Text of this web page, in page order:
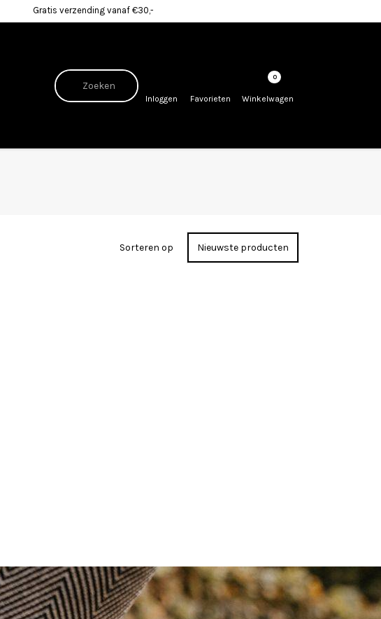
Gratis verzending vanaf €30,-
Inloggen Favorieten
0
Winkelwagen
Sorteren op